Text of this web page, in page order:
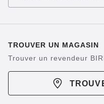
TROUVER UN MAGASIN
Trouver un revendeur